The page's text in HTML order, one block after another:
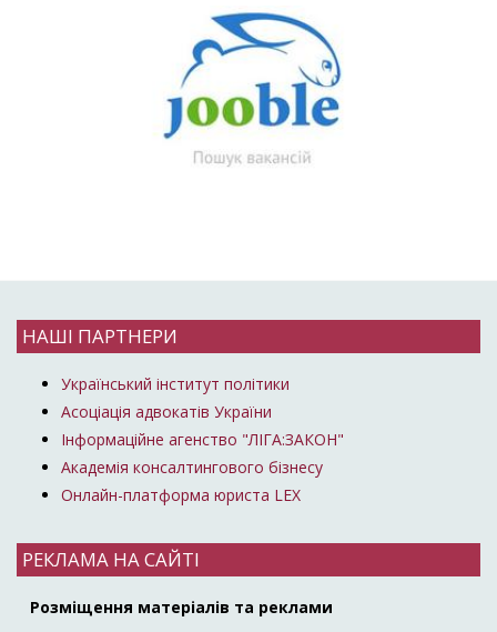
НАШІ ПАРТНЕРИ
Український інститут політики
Асоціація адвокатів України
Інформаційне агенство "ЛІГА:ЗАКОН"
Академія консалтингового бізнесу
Онлайн-платформа юриста LEX
РЕКЛАМА НА САЙТІ
Розміщення матеріалів та реклами